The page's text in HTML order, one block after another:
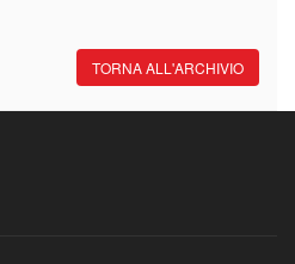
TORNA ALL'ARCHIVIO